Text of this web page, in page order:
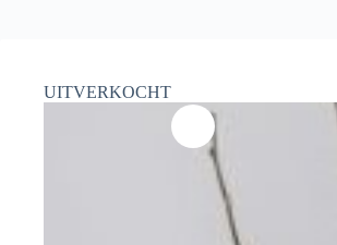
UITVERKOCHT